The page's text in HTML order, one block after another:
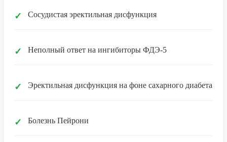
✓ Сосудистая эректильная дисфункция
✓ Неполный ответ на ингибиторы ФДЭ-5
✓ Эректильная дисфункция на фоне сахарного диабета
✓ Болезнь Пейрони